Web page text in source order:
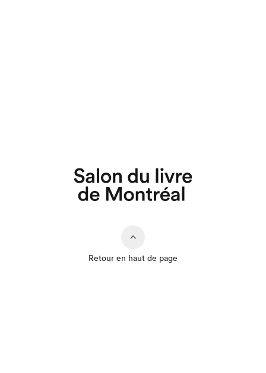
Retour en haut de page